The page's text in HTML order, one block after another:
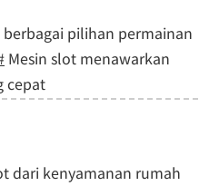
pilihan permainan
Mesin slot menawarkan
cepat
dari kenyamanan rumah